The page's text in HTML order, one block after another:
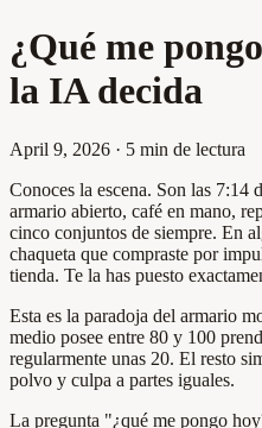
¿Qué me
la IA decida
April 9, 2026 · 5 min de lectura
Conoces la escena. Son las 7:14
armario abierto, café en mano,
cinco conjuntos de siempre. En
chaqueta que compraste por
tienda. Te la has puesto
Esta es la paradoja del armario
medio posee entre 80 y 100
regularmente unas 20. El resto
polvo y culpa a partes iguales.
La pregunta "¿qué me pongo